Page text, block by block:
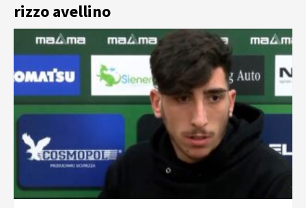
rizzo avellino